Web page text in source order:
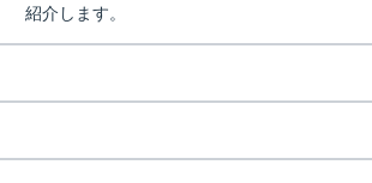
紹介します。